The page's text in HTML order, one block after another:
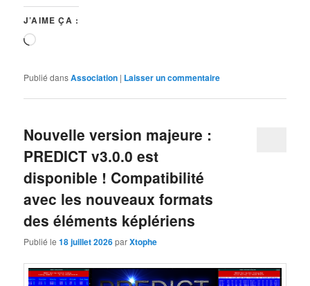
J’AIME ÇA :
Chargement…
Publié dansAssociation | Laisser un commentaire
Nouvelle version majeure :
PREDICT v3.0.0 est
disponible ! Compatibilité
avec les nouveaux formats
des éléments képlériens
Publié le18 juillet 2026parXtophe